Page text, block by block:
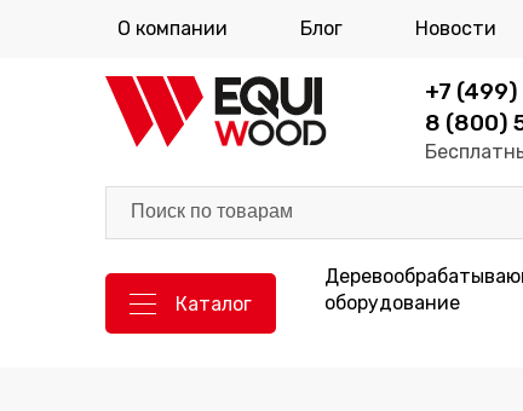
О компании Блог Новости
+7
8 (800)
Каталог
оборудование